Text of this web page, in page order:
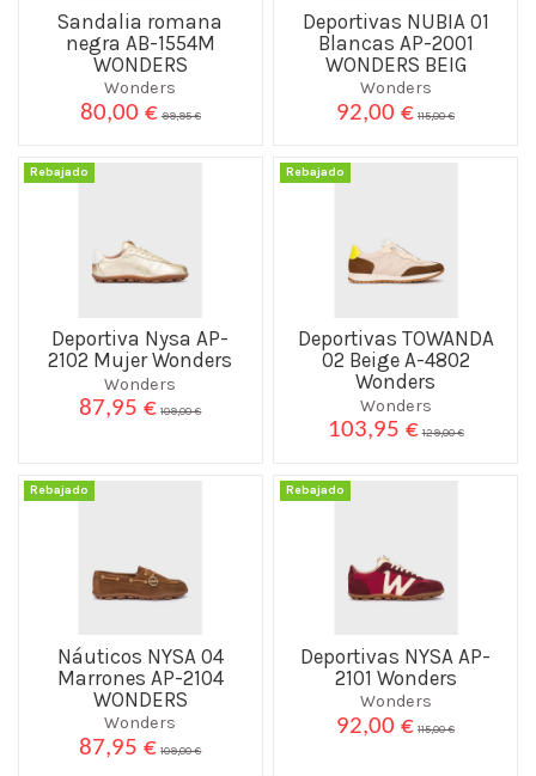
Sandalia romana
negra AB-1554M
WONDERS
Wonders
80,00 € 99,95 €
Deportivas NUBIA 01
Blancas AP-2001
WONDERS BEIG
Wonders
92,00 € 115,00 €
Rebajado
Deportiva Nysa AP-
2102 Mujer Wonders
Wonders
87,95 € 109,00 €
Rebajado
Deportivas TOWANDA
02 Beige A-4802
Wonders
Wonders
103,95 € 129,00 €
Rebajado
Náuticos NYSA 04
Marrones AP-2104
WONDERS
Wonders
87,95 € 109,00 €
Rebajado
Deportivas NYSA AP-
2101 Wonders
Wonders
92,00 € 115,00 €